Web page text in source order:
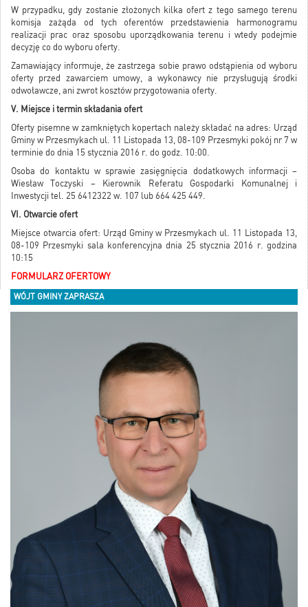
W przypadku, gdy zostanie złożonych kilka ofert z tego samego terenu
komisja zażąda od tych oferentów przedstawienia harmonogramu
realizacji prac oraz sposobu uporządkowania terenu i wtedy podejmie
decyzję co do wyboru oferty.
Zamawiający informuje, że zastrzega sobie prawo odstąpienia od wyboru
oferty przed zawarciem umowy, a wykonawcy nie przysługują środki
odwoławcze, ani zwrot kosztów przygotowania oferty.
V. Miejsce i termin składania ofert
Oferty pisemne w zamkniętych kopertach należy składać na adres: Urząd
Gminy w Przesmykach ul. 11 Listopada 13, 08-109 Przesmyki pokój nr 7 w
terminie do dnia 15 stycznia 2016 r. do godz. 10:00.
Osoba do kontaktu w sprawie zasięgnięcia dodatkowych informacji –
Wiesław Toczyski – Kierownik Referatu Gospodarki Komunalnej i
Inwestycji tel. 25 6412322 w. 107 lub 664 425 449.
VI. Otwarcie ofert
Miejsce otwarcia ofert: Urząd Gminy w Przesmykach ul. 11 Listopada 13,
08-109 Przesmyki sala konferencyjna dnia 25 stycznia 2016 r. godzina
10:15
FORMULARZ OFERTOWY
WÓJT GMINY ZAPRASZA